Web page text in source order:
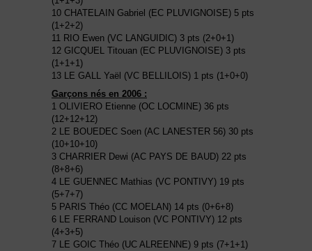
10 CHATELAIN Gabriel (EC PLUVIGNOISE) 5 pts
(1+2+2)
11 RIO Ewen (VC LANGUIDIC) 3 pts (2+0+1)
12 GICQUEL Titouan (EC PLUVIGNOISE) 3 pts
(1+1+1)
13 LE GALL Yaël (VC BELLILOIS) 1 pts (1+0+0)
Garçons nés en 2006 :
1 OLIVIERO Etienne (OC LOCMINE) 36 pts
(12+12+12)
2 LE BOUEDEC Soen (AC LANESTER 56) 30 pts
(10+10+10)
3 CHARRIER Dewi (AC PAYS DE BAUD) 22 pts
(8+8+6)
4 LE GUENNEC Mathias (VC PONTIVY) 19 pts
(5+7+7)
5 PARIS Théo (CC MOELAN) 14 pts (0+6+8)
6 LE FERRAND Louison (VC PONTIVY) 12 pts
(4+3+5)
7 LE GOIC Théo (UC ALREENNE) 9 pts (7+1+1)